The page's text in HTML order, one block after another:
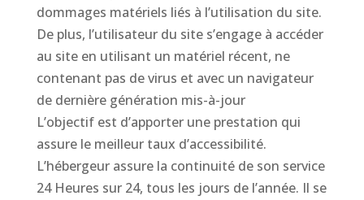
dommages matériels liés à l’utilisation du site.
De plus, l’utilisateur du site s’engage à accéder
au site en utilisant un matériel récent, ne
contenant pas de virus et avec un navigateur
de dernière génération mis-à-jour
L’objectif est d’apporter une prestation qui
assure le meilleur taux d’accessibilité.
L’hébergeur assure la continuité de son service
24 Heures sur 24, tous les jours de l’année. Il se